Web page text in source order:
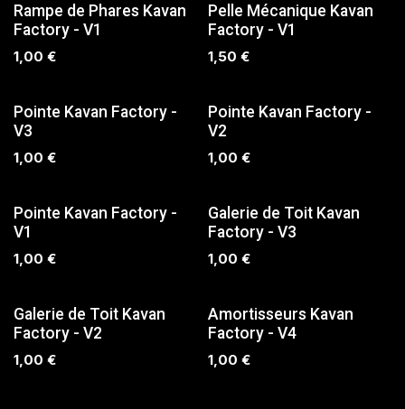
SUR COMMANDE
Rampe de Phares Kavan
Factory - V1
1,00 € SUR COMMANDE
Pelle Mécanique Kavan
Factory - V1
1,50 €
SUR COMMANDE
Pointe Kavan Factory -
V3
1,00 € SUR COMMANDE
Pointe Kavan Factory -
V2
1,00 €
SUR COMMANDE
Pointe Kavan Factory -
V1
1,00 € SUR COMMANDE
Galerie de Toit Kavan
Factory - V3
1,00 €
SUR COMMANDE
Galerie de Toit Kavan
Factory - V2
1,00 €
Amortisseurs Kavan
Factory - V4
1,00 €